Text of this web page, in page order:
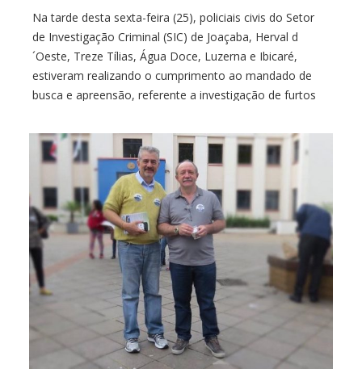
Na tarde desta sexta-feira (25), policiais civis do Setor
de Investigação Criminal (SIC) de Joaçaba, Herval d
´Oeste, Treze Tílias, Água Doce, Luzerna e Ibicaré,
estiveram realizando o cumprimento ao mandado de
busca e apreensão, referente a investigação de furtos
localizaram vários objetos de procedência duvidosa, os